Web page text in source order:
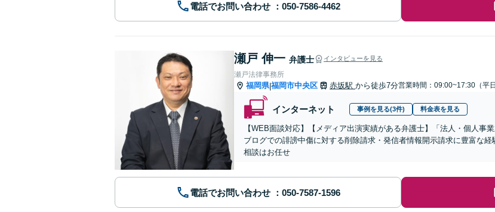
電話でお問い合わせ
瀬戸 伸一 弁護士 インタビューを見る
瀬戸法律事務所
福岡県|福岡市中央区 赤坂駅 から徒歩7分営業時間：09:00~17:30（平日
インターネット 事例を見る(3件) 料金表を見る
【WEB面談対応】【メディア出演実績がある弁護士】「法人・個人事
ブログでの誹謗中傷に対する削除請求・発信者情報開示請求に豊富な
相談はお任せ
電話でお問い合わせ